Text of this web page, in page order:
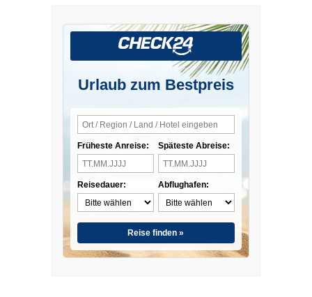
Urlaub zum Bestpreis
Früheste Anreise:
Reisedauer:
Späteste Abreise:
Abflughafen:
Reise finden »